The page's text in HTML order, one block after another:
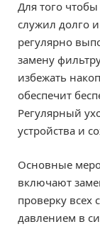
Для того
служил долго
регулярно
замену
избежать
обеспечит
Регулярный
устройства и
Основные
включают
проверку всех
давлением в